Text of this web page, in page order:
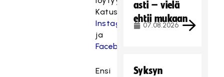
Katusählyn
Instagramista
ja
Facebookista
Ensi
asti – vielä
ehtii mukaan
07.08.2026
Syksyn